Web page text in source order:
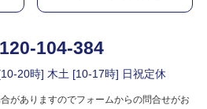
104-384
20時] 木土 [10-17時] 日祝定休
がありますのでフォームからの問合せがお